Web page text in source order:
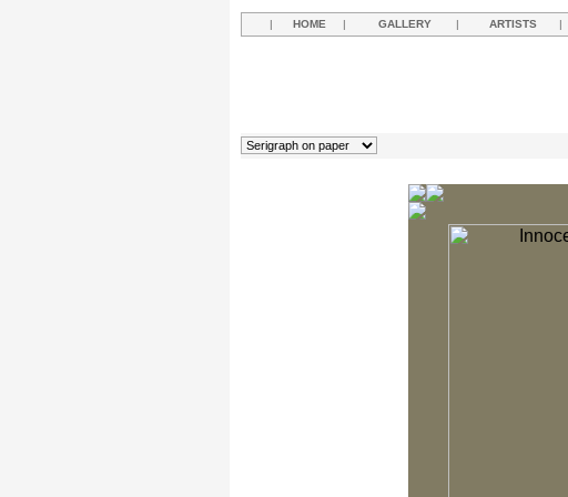
| HOME | GALLERY | ARTISTS |